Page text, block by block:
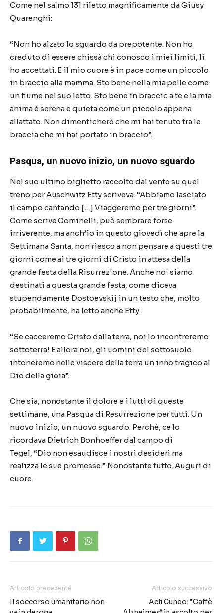
Come nel salmo 131 riletto magnificamente da Giusy
Quarenghi:
“Non ho alzato lo sguardo da prepotente. Non ho
creduto di essere chissàchi conosco i miei limiti, li
ho accettati. E il mio cuore è in pace come un piccolo
in braccio alla mamma. Sto bene nella mia pelle come
un fiume nel suo letto. Sto bene in braccio a te e la mia
animaè serena e quietacome un piccolo appena
allattato. Non dimenticherò che mi hai tenuto tra le
bracciache mi hai portato in braccio”.
Pasqua, un nuovo inizio, un nuovo sguardo
Nel suo ultimo biglietto raccolto dal vento su quel
treno per Auschwitz Etty scriveva:“Abbiamo lasciato
il campo cantando […] Viaggeremo per tre giorni”.
Come scrive Cominelli, può sembrare forse
irriverente, ma anch’io in questo giovedì che apre la
Settimana Santa, non riesco a non pensare a questi tre
giorni come ai tre giorni di Cristo in attesa della
grande festa della Risurrezione. Anche noi siamo
destinati a questa grande festa, come diceva
stupendamente Dostoevskij in un testo che, molto
probabilmente, ha letto anche Etty:
“Se cacceremo Cristo dalla terra, noi lo incontreremo
sottoterra! E allora noi, gli uomini del sottosuolo
intoneremo nelle viscere della terra un inno tragico al
Dio della gioia”.
Che sia, nonostante il dolore e i lutti di queste
settimane, una Pasqua di Resurrezione per tutti. Un
nuovo inizio, un nuovo sguardo. Perché, ce lo
ricordava Dietrich Bonhoeffer dal campo di
Tegel, “Dio non esaudisce i nostri desideri ma
realizza le sue promesse.” Nonostante tutto. Auguri di
cuore.
Articolo precedente
Il soccorso umanitario non
Articolo successivo
Acli Cuneo: “Caffè